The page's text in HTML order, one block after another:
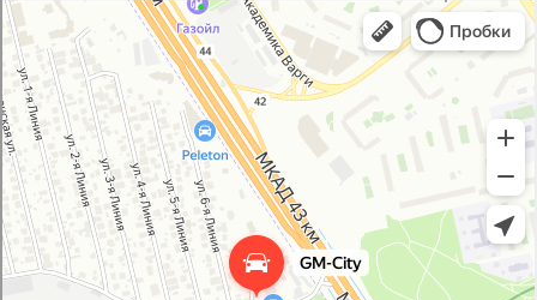
GM-City&VAG-Repair
Автосервис, автотехцентр в Москве
Магазин автозапчастей и автотоваров в Москве